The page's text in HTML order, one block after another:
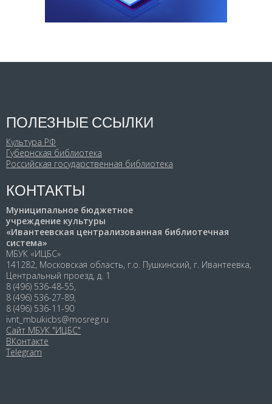
ПОЛЕЗНЫЕ ССЫЛКИ
Культура РФ
Губернская библиотека
Российская государственная библиотека
КОНТАКТЫ
Муниципальное бюджетное
учреждение культуры
«Ивантеевская централизованная библиотечная
система»
МБУК «ИЦБС»
141282, Московская область, г.о. Пушкинский, г. Ивантеевка,
Центральный проезд, д. 1
8 (496) 536-48-55,
8 (496) 536-27-89,
8 (496) 536-11-90
ivnt_mbukicbs@mosreg.ru
Сайт МБУК "ИЦБС"
ВКонтакте
Telegram